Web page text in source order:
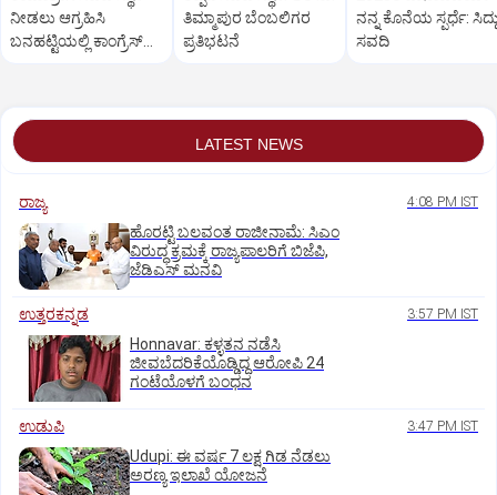
ನೀಡಲು ಆಗ್ರಹಿಸಿ
ಬನಹಟ್ಟಿಯಲ್ಲಿ ಕಾಂಗ್ರೆಸ್
ತಿಮ್ಮಾಪುರ ಬೆಂಬಲಿಗರ
ಪ್ರತಿಭಟನೆ
ನನ್ನ ಕೊನೆಯ ಸ್ಪರ್ಧೆ:
ಸವದಿ
LATEST NEWS
ರಾಜ್ಯ 4:08 PM IST
ಹೊರಟ್ಟಿ ಬಲವಂತ ರಾಜೀನಾಮೆ: ಸಿಎಂ
ವಿರುದ್ಧ ಕ್ರಮಕ್ಕೆ ರಾಜ್ಯಪಾಲರಿಗೆ ಬಿಜೆಪಿ,
ಜೆಡಿಎಸ್ ಮನವಿ
ಉತ್ತರಕನ್ನಡ 3:57 PM IST
Honnavar: ಕಳ್ಳತನ ನಡೆಸಿ
ಜೀವಬೆದರಿಕೆಯೊಡ್ಡಿದ್ದ ಆರೋಪಿ 24
ಗಂಟೆಯೊಳಗೆ ಬಂಧನ
ಉಡುಪಿ 3:47 PM IST
Udupi: ಈ ವರ್ಷ 7 ಲಕ್ಷ ಗಿಡ ನೆಡಲು
ಅರಣ್ಯ ಇಲಾಖೆ ಯೋಜನೆ